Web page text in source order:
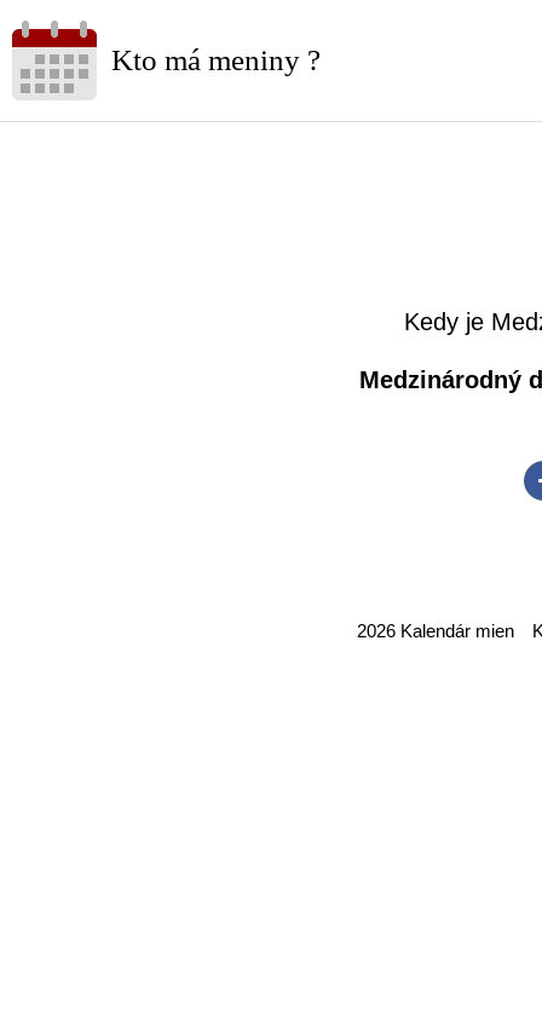
Kto má meniny ?
Kedy je
Medzinárodný
2026 Kalendár mien